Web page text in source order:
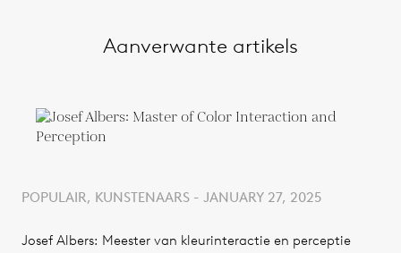
Aanverwante artikels
POPULAIR, KUNSTENAARS - JANUARY 27, 2025
Josef Albers: Meester van kleurinteractie en perceptie